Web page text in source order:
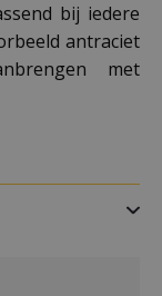
bij iedere
antraciet
met